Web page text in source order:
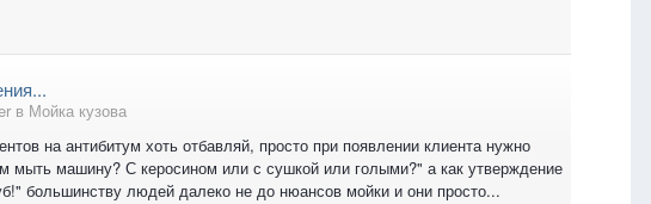
в Мойка кузова
на антибитум хоть отбавляй, просто при появлении клиента нужно
мыть машину? С керосином или с сушкой или голыми?" а как утверждение
большинству людей далеко не до нюансов мойки и они просто...